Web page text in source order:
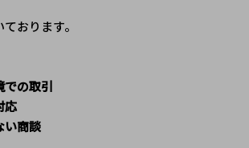
おります。
での取引
応
い商談